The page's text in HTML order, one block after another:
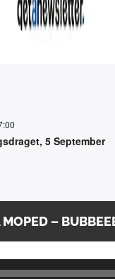
5 September
–